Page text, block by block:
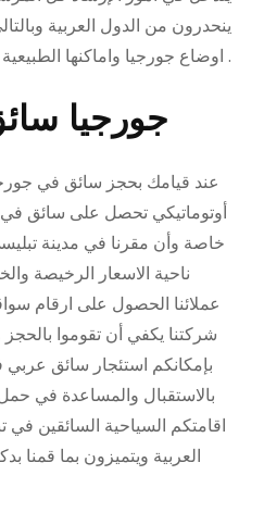
ينحدرون من الدول العربية
اوضاع جورجيا واماكنها الطبيعية والخلابة والتاريخية .
جورجيا
عند قيامك بحجز سائق في
أوتوماتيكي تحصل على سائق في
خاصة وأن مقرنا في مدينة
ناحية الاسعار الرخيصة
عملائنا الحصول على ارقام
شركتنا يكفي أن تقوموا
بإمكانكم استئجار سائق
بالاستقبال والمساعدة في
اقامتكم السياحية السائقين
العربية ويتميزون بما قمنا